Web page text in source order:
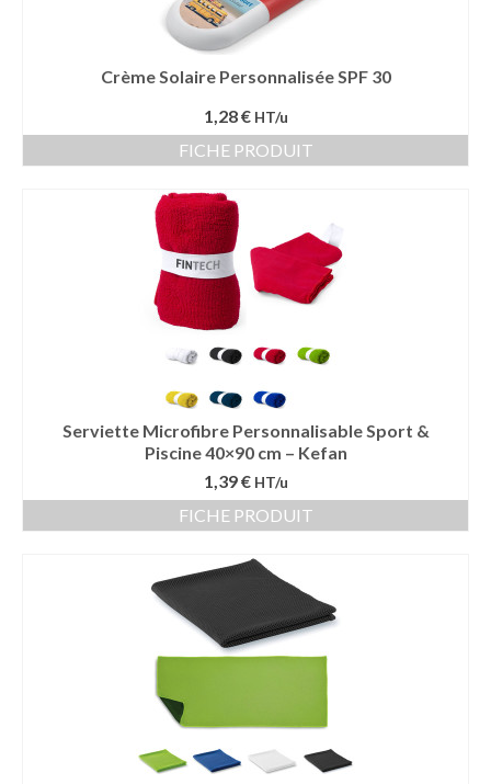
Crème Solaire Personnalisée SPF 30
1,28 € HT/u
FICHE PRODUIT
Serviette Microfibre Personnalisable Sport &
Piscine 40×90 cm – Kefan
1,39 € HT/u
FICHE PRODUIT